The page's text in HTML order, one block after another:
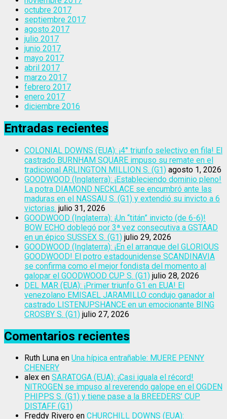
octubre 2017
septiembre 2017
agosto 2017
julio 2017
junio 2017
mayo 2017
abril 2017
marzo 2017
febrero 2017
enero 2017
diciembre 2016
Entradas recientes
COLONIAL DOWNS (EUA): ¡4° triunfo selectivo en fila! El
castrado BURNHAM SQUARE impuso su remate en el
tradicional ARLINGTON MILLION S. (G1) agosto 1, 2026
GOODWOOD (Inglaterra): ¡Estableciendo dominio pleno!
La potra DIAMOND NECKLACE se encumbró ante las
maduras en el NASSAU S. (G1) y extendió su invicto a 6
victorias. julio 31, 2026
GOODWOOD (Inglaterra): ¡Un “titán” invicto (de 6-6)!
BOW ECHO doblegó por 3ª vez consecutiva a GSTAAD
en un épico SUSSEX S. (G1) julio 29, 2026
GOODWOOD (Inglaterra): ¡En el arranque del GLORIOUS
GOODWOOD! El potro estadounidense SCANDINAVIA
se confirma como el mejor fondista del momento al
galopar el GOODWOOD CUP S. (G1) julio 28, 2026
DEL MAR (EUA): ¡Primer triunfo G1 en EUA! El
venezolano EMISAEL JARAMILLO condujo ganador al
castrado LISTENUPSHANCE en un emocionante BING
CROSBY S. (G1) julio 27, 2026
Comentarios recientes
Ruth Luna en Una hípica entrañable: MUERE PENNY
CHENERY
alex en SARATOGA (EUA): ¡Casi iguala el récord!
NITROGEN se impuso al reverendo galope en el OGDEN
PHIPPS S. (G1) y tiene pase a la BREEDERS’ CUP
DISTAFF (G1)
Freddy Rivero en CHURCHILL DOWNS (EUA):